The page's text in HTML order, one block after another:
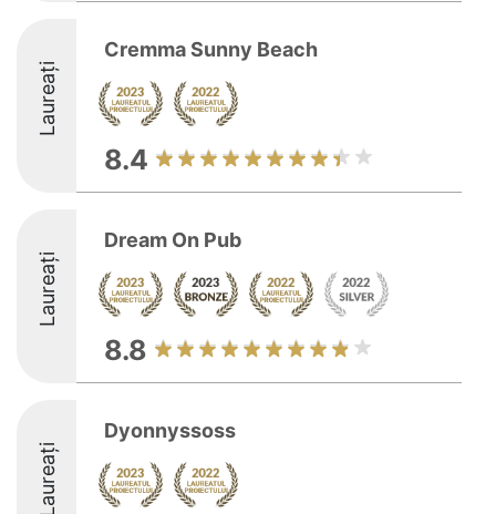
Laureați
Cremma Sunny Beach
8.4
Laureați
Dream On Pub
8.8
Laureați
Dyonnyssoss